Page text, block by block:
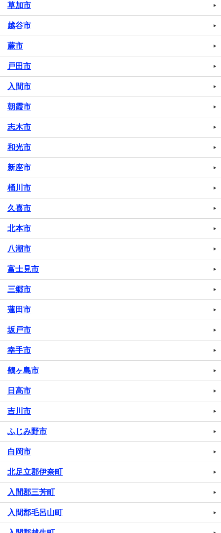
草加市
越谷市
蕨市
戸田市
入間市
朝霞市
志木市
和光市
新座市
桶川市
久喜市
北本市
八潮市
富士見市
三郷市
蓮田市
坂戸市
幸手市
鶴ヶ島市
日高市
吉川市
ふじみ野市
白岡市
北足立郡伊奈町
入間郡三芳町
入間郡毛呂山町